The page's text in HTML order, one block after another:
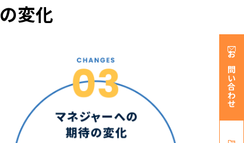
の変化
お問い合わせ